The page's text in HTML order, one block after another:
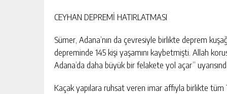
CEYHAN DEPREMİ HATIRLATMASI
Sümer, Adana’nın da çevresiyle birlikte deprem
depreminde 145 kişi yaşamını kaybetmişti. Allah
Adana’da daha büyük bir felakete yol açar”
Kaçak yapılara ruhsat veren imar affıyla birlikte tüm